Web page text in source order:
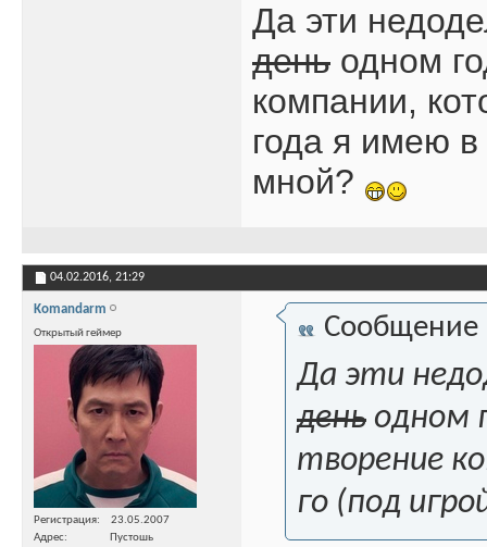
Да эти
день одном
компании,
года я имею
мной?
04.02.2016, 21:29
Komandarm
Открытый геймер
Регистрация
23.05.2007
Адрес
Пустошь
Сообщение
Да эти
день одном
творение
го (под